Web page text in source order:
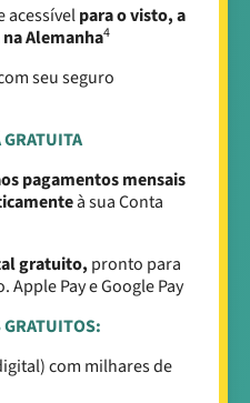
acessívelpara o visto, a
Alemanha4
seu seguro
pagamentos mensais
à sua Conta
gratuito, pronto para
Pay e Google Pay
com milhares de